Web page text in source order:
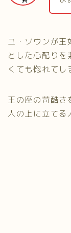
ユ・ソウンが王
とした心配り
くても惚れてし
王の座の苛酷さ
人の上に立てる